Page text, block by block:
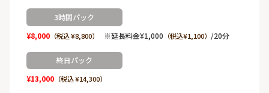
3時間パック
¥8,000（税込 ¥8,800） ※延長料金¥1,000 （税込¥1,100） /20分
終日パック
¥13,000（税込 ¥14,300）